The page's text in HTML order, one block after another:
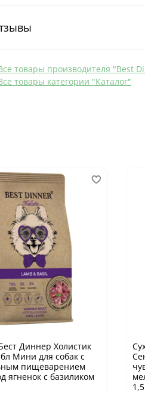
товары производителя "Best
товары категории "Каталог"
Диннер Холистик
Мини для собак с
пищеварением
ягненок с базиликом